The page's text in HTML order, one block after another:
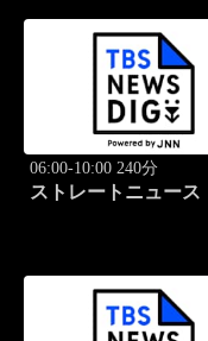
06:00-10:00 240分
ストレートニュース